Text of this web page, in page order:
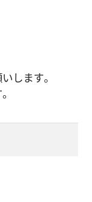
します。